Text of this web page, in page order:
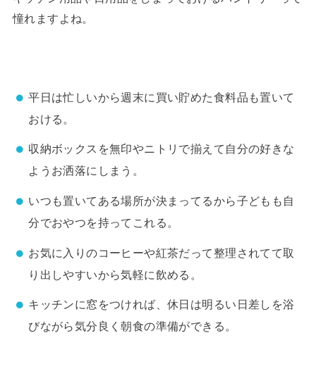
憧れますよね。
平日は忙しいから週末に買い貯めた食料品も置いて
おける。
収納ボックスを無印やニトリで揃えて自分の好きな
ようお洒落にしまう。
いつも置いてある場所が決まってるから子どもも自
分でおやつを持ってこれる。
お気に入りのコーヒーや紅茶だって整理されてて取
り出しやすいから気軽に飲める。
キッチンに窓をつければ、休日は明るい日差しを浴
びながら気分良く朝食の準備ができる。